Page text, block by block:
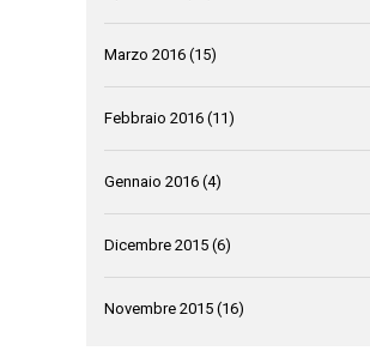
Marzo 2016 (15)
Febbraio 2016 (11)
Gennaio 2016 (4)
Dicembre 2015 (6)
Novembre 2015 (16)